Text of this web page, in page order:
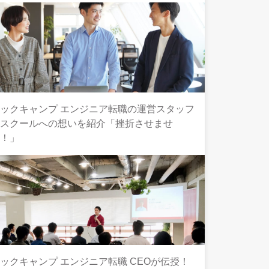
クキャンプ エンジニア転職の運営スタッフ
クールへの想いを紹介「挫折させませ
」
クキャンプ エンジニア転職 CEOが伝授！